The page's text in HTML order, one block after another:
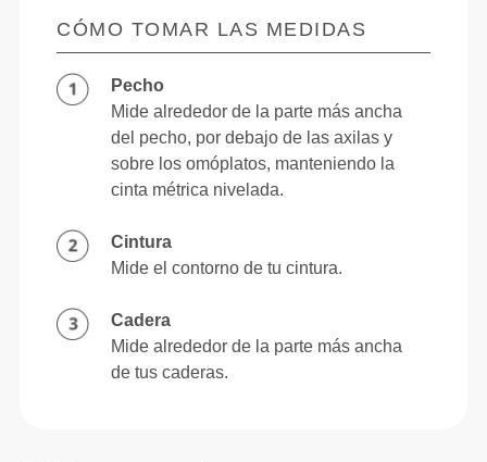
CÓMO TOMAR LAS MEDIDAS
Pecho
Mide alrededor de la parte más ancha
del pecho, por debajo de las axilas y
sobre los omóplatos, manteniendo la
cinta métrica nivelada.
Cintura
Mide el contorno de tu cintura.
Cadera
Mide alrededor de la parte más ancha
de tus caderas.